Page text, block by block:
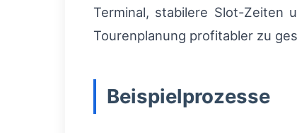
Terminal, stabilere Slot-Zeiten
Tourenplanung profitabler zu
Beispielprozesse